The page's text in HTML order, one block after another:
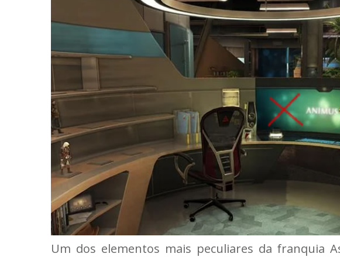
Um dos elementos mais peculiares da franquia